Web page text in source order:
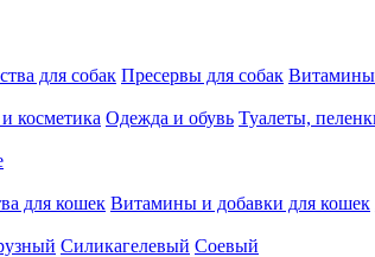
для собак Пресервы для собак Витамины
косметика Одежда и обувь Туалеты,
для кошек Витамины и добавки для кошек
Силикагелевый Соевый